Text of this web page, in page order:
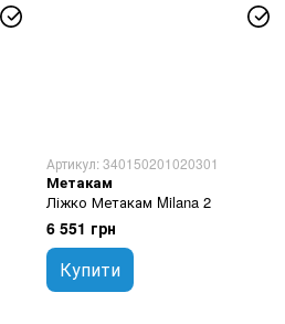
Артикул: 340150201020301
Метакам
Ліжко Метакам Milana 2
6 551 грн
Купити